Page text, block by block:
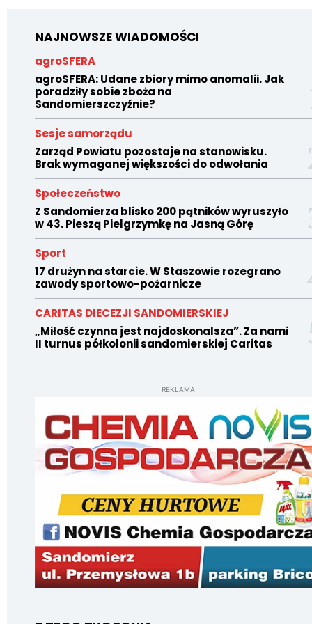
NAJNOWSZE WIADOMOŚCI
agroSFERA
agroSFERA: Udane zbiory mimo anomalii. Jak
poradziły sobie zboża na
Sandomierszczyźnie?
Sesje samorządu
Zarząd Powiatu pozostaje na stanowisku.
Brak wymaganej większości do odwołania
Społeczeństwo
Z Sandomierza blisko 200 pątników wyruszyło
w 43. Pieszą Pielgrzymkę na Jasną Górę
Sport
17 drużyn na starcie. W Staszowie rozegrano
zawody sportowo-pożarnicze
CARITAS DIECEZJI SANDOMIERSKIEJ
„Miłość czynna jest najdoskonalsza”. Za nami
II turnus półkolonii sandomierskiej Caritas
REKLAMA